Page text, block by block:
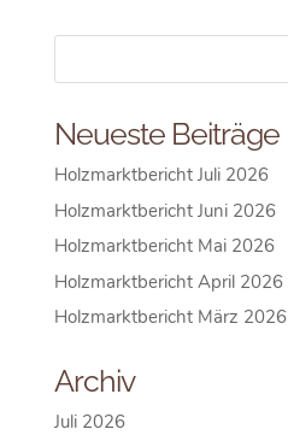
Neueste Beiträge
Holzmarktbericht Juli 2026
Holzmarktbericht Juni 2026
Holzmarktbericht Mai 2026
Holzmarktbericht April 2026
Holzmarktbericht März 2026
Archiv
Juli 2026